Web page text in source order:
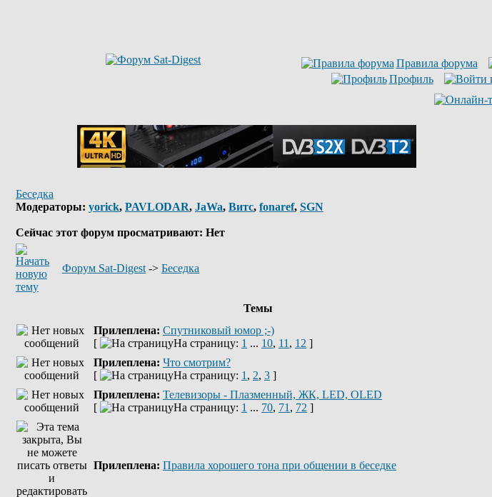
Правила форума
Профиль
Беседка
Модераторы: yorick, PAVLODAR, JaWa, Витс, fonaref, SGN
Сейчас этот форум просматривают: Нет
Форум Sat-Digest -> Беседка
Темы
Прилеплена: Спутниковый юмор ;-)
[
На страницу: 1 ... 10, 11 , 12 ]
Прилеплена: Что смотрим?
[
На страницу: 1 , 2, 3 ]
Прилеплена: Телевизоры - Плазменный, ЖК, LED, OLED
[
На страницу: 1 ... 70, 71 , 72 ]
Прилеплена: Правила хорошего тона при общении в беседке